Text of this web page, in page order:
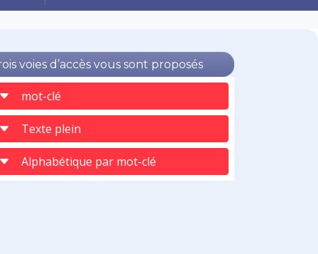
voies d’accès vous sont proposés
mot-clé
Texte plein
Alphabétique par mot-clé